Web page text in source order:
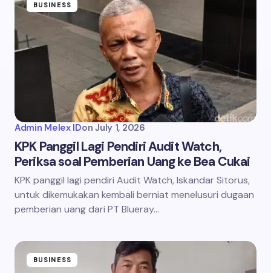
BUSINESS
Admin Melex IDon July 1, 2026
KPK Panggil Lagi Pendiri Audit Watch,
Periksa soal Pemberian Uang ke Bea Cukai
KPK panggil lagi pendiri Audit Watch, Iskandar Sitorus,
untuk dikemukakan kembali berniat menelusuri dugaan
pemberian uang dari PT Blueray…
BUSINESS